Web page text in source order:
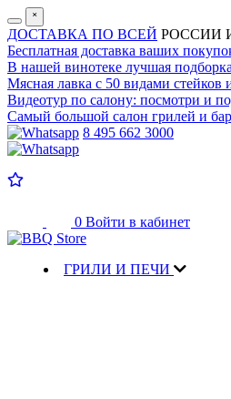
˟
ДОСТАВКА ПО ВСЕЙ РОССИИ
Бесплатная доставка ваших
В нашей винотеке лучшая
Мясная лавка с 50 видами стейков
Видеотур по салону: посмотри и
Самый большой салон грилей и
8 495 662 3000
0 Войти в кабинет
ГРИЛИ И ПЕЧИ